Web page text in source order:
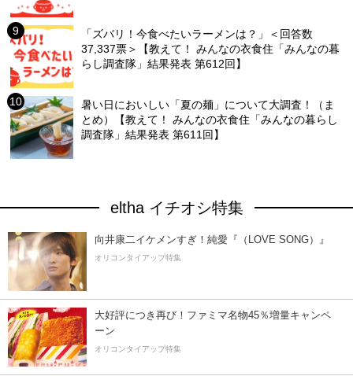
「ズバリ！今食べたいラーメンは？」＜回答数
37,337票＞【教えて！ みんなの衣食住「みんなの暮
らし調査隊」結果発表 第612回】
暑い日においしい「夏の麺」について大調査！（ま
とめ）【教えて！ みんなの衣食住「みんなの暮らし
調査隊」結果発表 第611回】
eltha イチオシ特集
向井康二イケメンすぎ！純愛『（LOVE SONG）』
オリコンタイアップ特集
大好評につき再び！ファミマ名物45％増量キャンペ
ーン
オリコンタイアップ特集